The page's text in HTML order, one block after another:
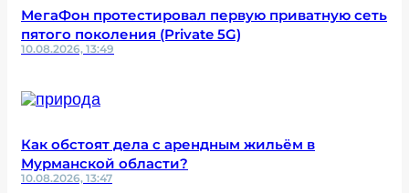
МегаФон протестировал первую приватную сеть
пятого поколения (Private 5G)
10.08.2026, 13:49
Как обстоят дела с арендным жильём в
Мурманской области?
10.08.2026, 13:47